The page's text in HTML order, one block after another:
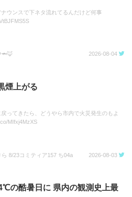
ウンスで下ネタ流れてるんだけど何事
2026-08-04
煙上がる
ってきたら、どうやら市内で火災発生のもよ
MIfxj4MzXS
ら 8/23コミティア157 ち04a 2026-08-03
の酷暑日に 県内の観測史上最